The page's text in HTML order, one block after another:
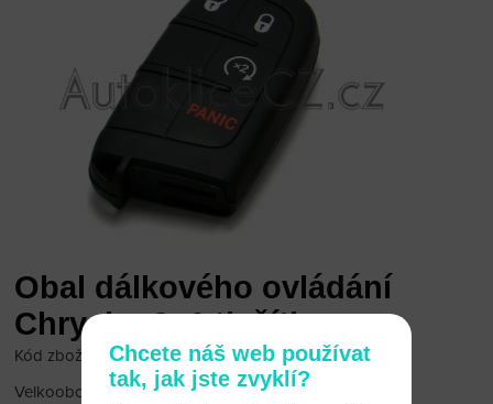
Obal dálkového ovládání
Chrysler 3+1 tlačítko
Kód zboží: Chrysler-B35D
Velkoobchodní cena:po přihlášení
Chcete náš web používat
tak, jak jste zvyklí?